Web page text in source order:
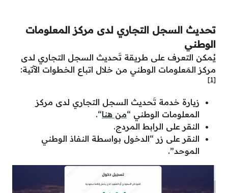
تحديث السجل التجاري لدى مركز المعلومات
الوطني
يُمكن التعرف على طريقة تَحديث السجل التجاري لدى
مركز المَعلومات الوطني من خلال اتباع الخطوات الآتية:
[1]
زيارة خدمة تَحديث السجل التجاري لدى مركز
المعلومات الوطني “من هنا“.
النقر على الرابط المردج.
النقر على زر “الدخول بواسطة النفاذ الوطني
الموحد”.